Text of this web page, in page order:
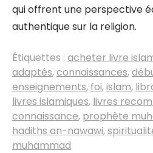
qui offrent une perspective
authentique sur la religion.
Étiquettes : acheter livre
adaptés,connaissances,
enseignements, foi,islam,
livres islamiques, livres
connaissance, prophète
hadiths an-nawawi,
muhammad